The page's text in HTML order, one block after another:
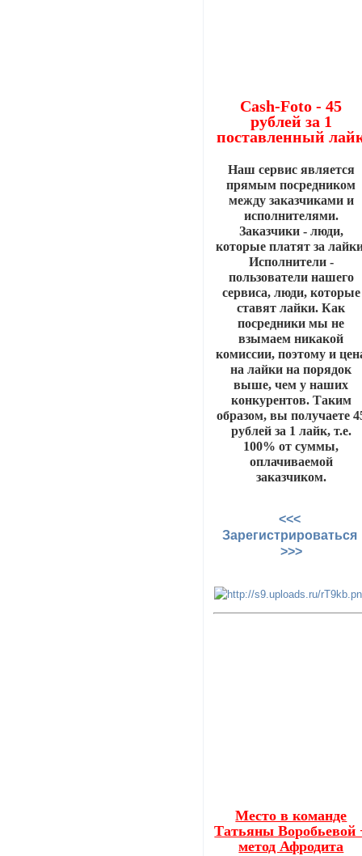
Cash-Foto - 45
рублей за 1
поставленный
Наш сервис является
прямым посредником
между заказчиками и
исполнителями.
Заказчики - люди,
которые платят за
Исполнители -
пользователи нашего
сервиса, люди, которые
ставят лайки. Как
посредники мы не
взымаем никакой
комиссии, поэтому и
на лайки на порядок
выше, чем у наших
конкурентов. Таким
образом, вы получаете
рублей за 1 лайк, т.е.
100% от суммы,
оплачиваемой
заказчиком.
<<<
Зарегистрироваться
>>>
Место в команде
Татьяны Воробьевой
метод Афродита